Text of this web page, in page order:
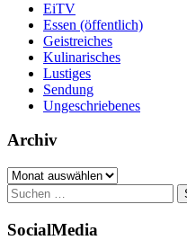
EiTV
Essen (öffentlich)
Geistreiches
Kulinarisches
Lustiges
Sendung
Ungeschriebenes
Archiv
Archiv
Suchen
nach:
SocialMedia